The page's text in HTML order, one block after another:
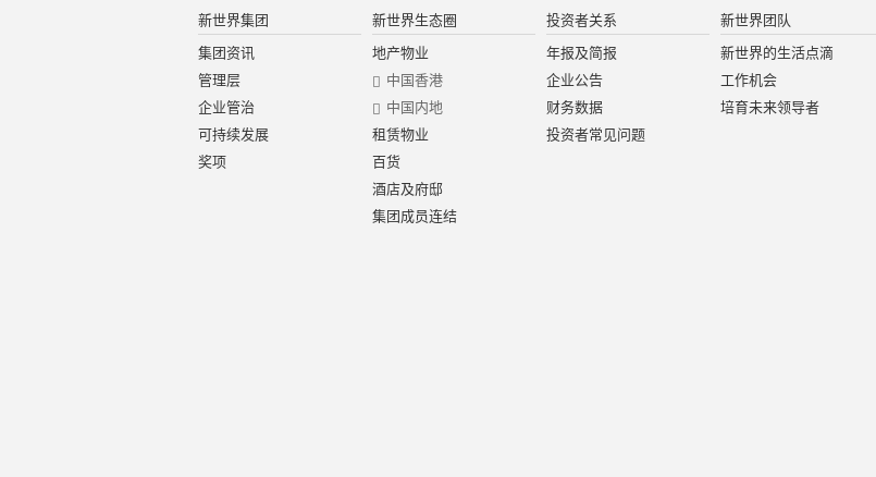
新世界集团
集团资讯
管理层
企业管治
可持续发展
奖项
新世界生态圈
地产物业
中国香港
中国内地
租赁物业
百货
酒店及府邸
集团成员连结
投资者关系
年报及简报
企业公告
财务数据
投资者常见问题
新世界团队
新世界的生活点滴
工作机会
培育未来领导者